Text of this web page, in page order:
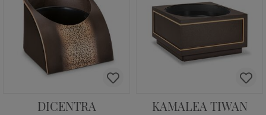
DICENTRA KAMALEA TIWAN